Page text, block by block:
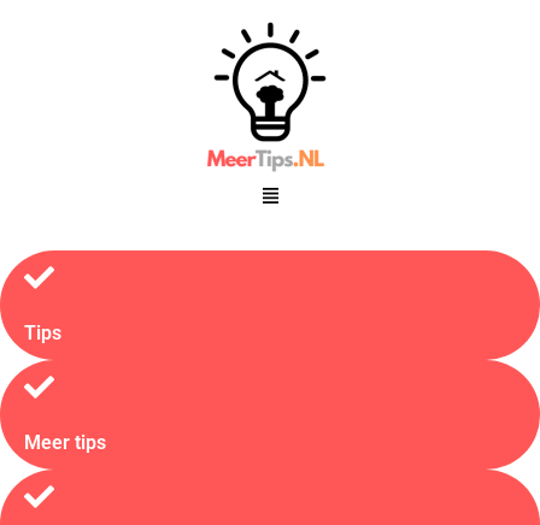
Tips
Meer tips